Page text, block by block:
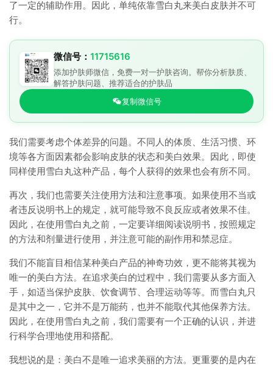
了一定的辅助作用。因此，单纯依靠雪白丸来美白皮肤并不可
行。
微信号： 11715616
添加护肤师微信，免费一对一护肤咨询。帮你分析肤质、
解答护肤问题、推荐适合的护肤品
复制微信号
我们需要考虑个体差异的问题。不同人的体质、生活习惯、环
境等各方面因素都会影响皮肤的状态和美白效果。因此，即使
同样使用雪白丸这种产品，每个人获得的效果也会有所不同。
再次，我们也需要关注使用方法和注意事项。如果使用不当或
者违反说明书上的规定，就可能导致不良反应或者效果不佳。
因此，在使用雪白丸之前，一定要详细阅读说明书，按照规定
的方法和剂量进行使用，并注意可能的副作用和禁忌症。
我们不能盲目相信某种美白产品的神奇功效，更不能将其视为
唯一的美白方法。在追求美白的过程中，我们需要从多方面入
手，如适当保护皮肤、饮食调节、合理运动等等。而雪白丸只
是其中之一，它并不是万能药，也并不能取代其他保养方法。
因此，在使用雪白丸之前，我们需要有一个正确的认识，并进
行科学合理地使用和搭配。
我想说的是：美白不是唯一追求美丽的方法。更重要的是内在